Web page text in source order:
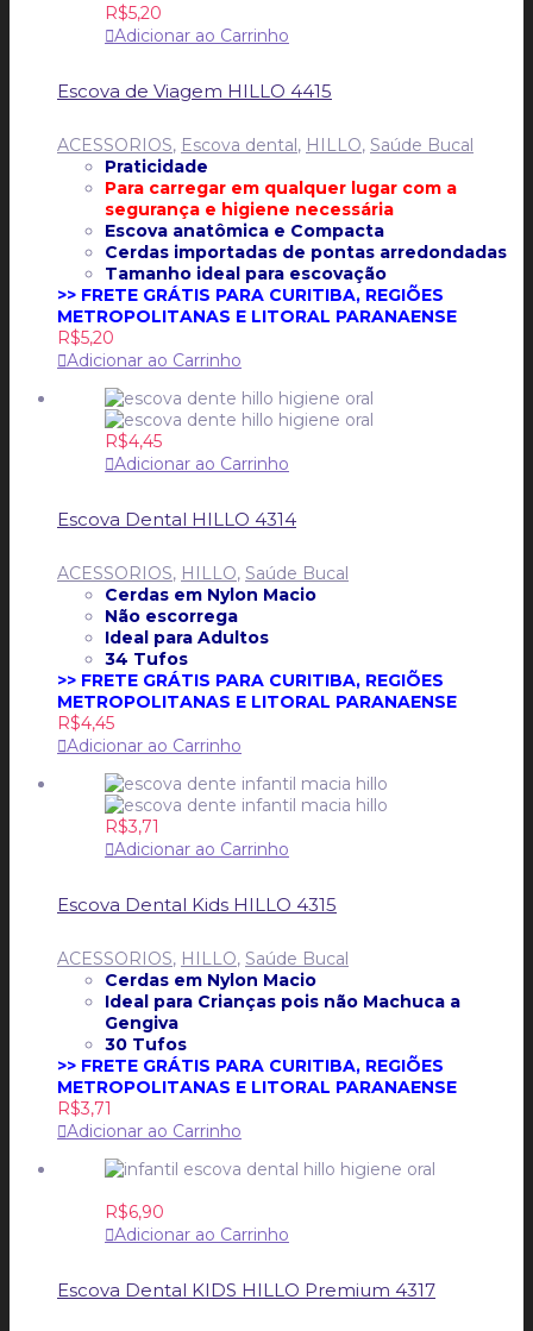
R$5,20
Adicionar ao Carrinho
Escova de Viagem HILLO 4415
ACESSORIOS, Escova dental, HILLO, Saúde Bucal
Praticidade
Para carregar em qualquer lugar com a
segurança e higiene necessária
Escova anatômica e Compacta
Cerdas importadas de pontas arredondadas
Tamanho ideal para escovação
>> FRETE GRÁTIS PARA CURITIBA, REGIÕES
METROPOLITANAS E LITORAL PARANAENSE
R$5,20
Adicionar ao Carrinho
R$4,45
Adicionar ao Carrinho
Escova Dental HILLO 4314
ACESSORIOS, HILLO, Saúde Bucal
Cerdas em Nylon Macio
Não escorrega
Ideal para Adultos
34 Tufos
>> FRETE GRÁTIS PARA CURITIBA, REGIÕES
METROPOLITANAS E LITORAL PARANAENSE
R$4,45
Adicionar ao Carrinho
R$3,71
Adicionar ao Carrinho
Escova Dental Kids HILLO 4315
ACESSORIOS, HILLO, Saúde Bucal
Cerdas em Nylon Macio
Ideal para Crianças pois não Machuca a
Gengiva
30 Tufos
>> FRETE GRÁTIS PARA CURITIBA, REGIÕES
METROPOLITANAS E LITORAL PARANAENSE
R$3,71
Adicionar ao Carrinho
R$6,90
Adicionar ao Carrinho
Escova Dental KIDS HILLO Premium 4317